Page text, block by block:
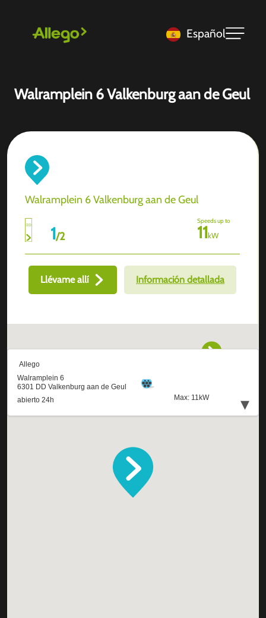
Español
Walramplein 6 Valkenburg aan de Geul
Walramplein 6 Valkenburg aan de Geul
1/2
Speeds up to
11kW
Llévame allí Información detallada